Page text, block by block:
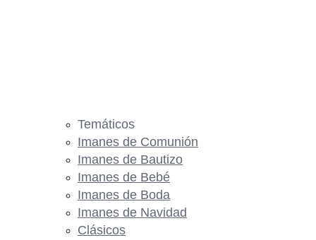
Temáticos
Imanes de Comunión
Imanes de Bautizo
Imanes de Bebé
Imanes de Boda
Imanes de Navidad
Clásicos